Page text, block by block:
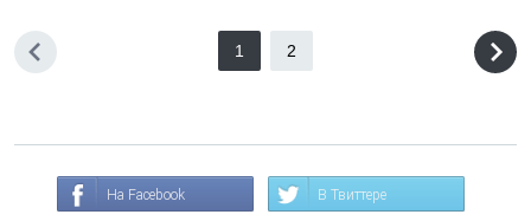
1 2
На Facebook В Твиттере